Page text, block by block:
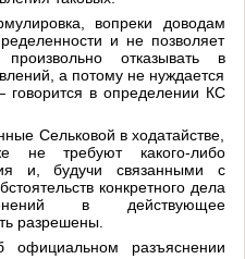
вопреки доводам
и не позволяет
отказывать в
а потому не нуждается
в определении КС
Сельковой в ходатайстве,
требуют какого-либо
и, будучи связанными с
конкретного дела
в действующее
разрешены.
официальном разъяснении